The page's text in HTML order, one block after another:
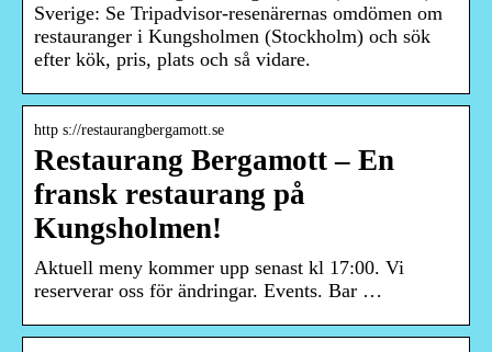
Sverige: Se Tripadvisor-resenärernas omdömen om
restauranger i Kungsholmen (Stockholm) och sök
efter kök, pris, plats och så vidare.
http s://restaurangbergamott.se
Restaurang Bergamott – En
fransk restaurang på
Kungsholmen!
Aktuell meny kommer upp senast kl 17:00. Vi
reserverar oss för ändringar. Events. Bar …